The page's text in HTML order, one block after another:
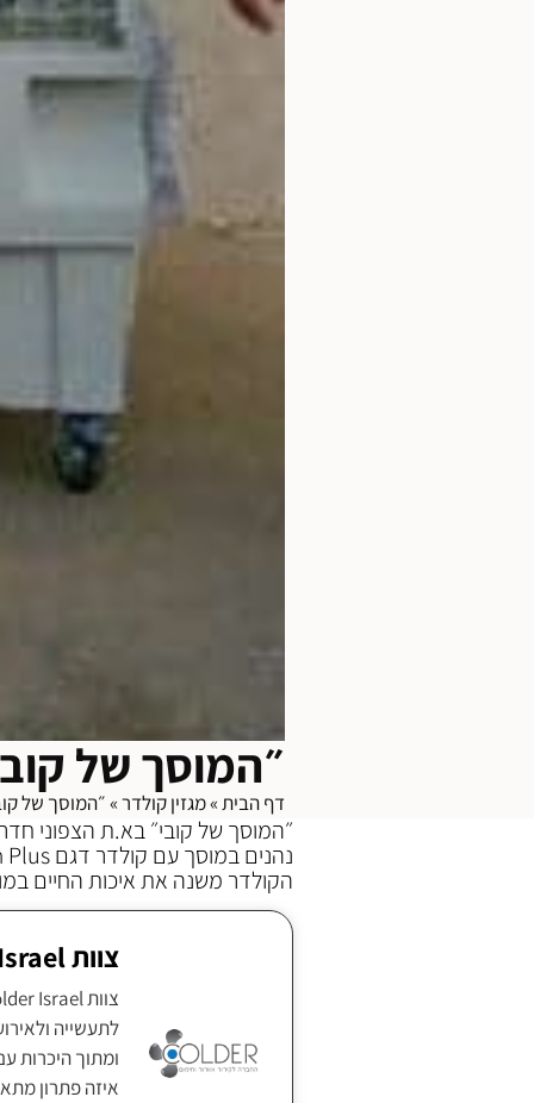
״המוסך של
דף הבית»מגזין קולדר»״המוסך של
״המוסך של קובי״ בא.ת הצפוני
נהנים במוסך עם קולדר דגם Colder 13,000 Premium Plus החדש 2019,
הקולדר משנה את איכות החיים
צוות Colder Israel
ומתוך היכרות
איזה פתרון